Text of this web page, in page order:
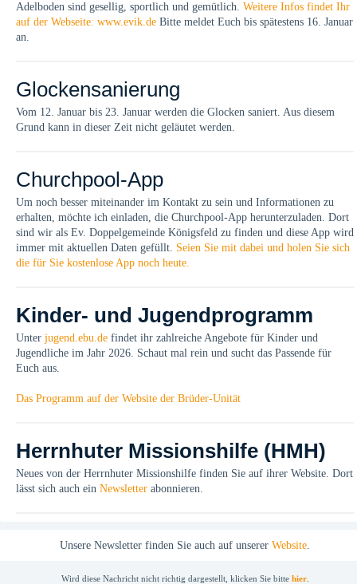
Adelboden sind gesellig, sportlich und gemütlich. Weitere Infos findet Ihr
auf der Webseite: www.evik.de Bitte meldet Euch bis spätestens 16. Januar
an.
Glockensanierung
Vom 12. Januar bis 23. Januar werden die Glocken saniert. Aus diesem
Grund kann in dieser Zeit nicht geläutet werden.
Churchpool-App
Um noch besser miteinander im Kontakt zu sein und Informationen zu
erhalten, möchte ich einladen, die Churchpool-App herunterzuladen. Dort
sind wir als Ev. Doppelgemeinde Königsfeld zu finden und diese App wird
immer mit aktuellen Daten gefüllt. Seien Sie mit dabei und holen Sie sich
die für Sie kostenlose App noch heute.
Kinder- und Jugendprogramm
Unter jugend.ebu.de findet ihr zahlreiche Angebote für Kinder und
Jugendliche im Jahr 2026. Schaut mal rein und sucht das Passende für
Euch aus.
Das Programm auf der Website der Brüder-Unität
Herrnhuter Missionshilfe (HMH)
Neues von der Herrnhuter Missionshilfe finden Sie auf ihrer Website. Dort
lässt sich auch ein Newsletter abonnieren.
Unsere Newsletter finden Sie auch auf unserer Website.
Wird diese Nachricht nicht richtig dargestellt, klicken Sie bitte hier.